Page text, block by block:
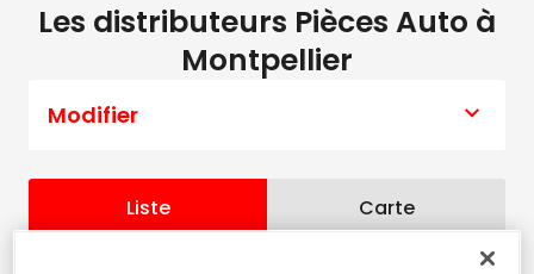
Les distributeurs Pièces Auto à
Montpellier
Modifier
Liste Carte